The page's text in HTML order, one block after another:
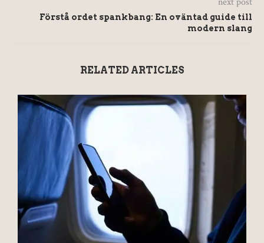
Förstå ordet spankbang: En oväntad guide till
modern slang
RELATED ARTICLES